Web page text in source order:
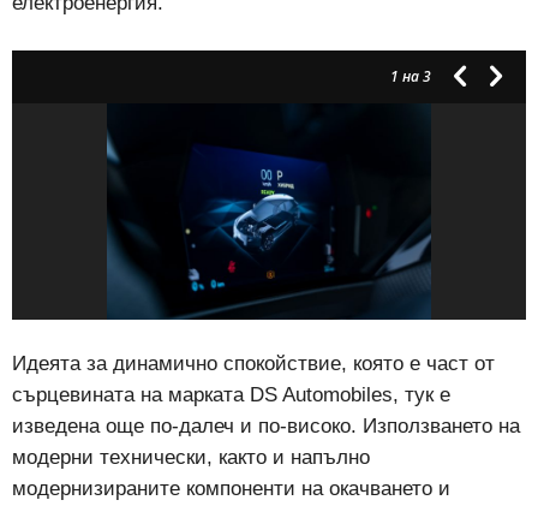
1 на 3
Идеята за динамично спокойствие, която е част от
сърцевината на марката DS Automobiles, тук е
изведена още по-далеч и по-високо. Използването на
модерни технически, както и напълно
модернизираните компоненти на окачването и